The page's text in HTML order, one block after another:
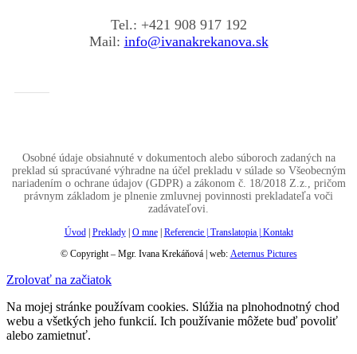
Tel.: +421 908 917 192
Mail: info@ivanakrekanova.sk
Osobné údaje obsiahnuté v dokumentoch alebo súboroch zadaných na
preklad sú spracúvané výhradne na účel prekladu v súlade so Všeobecným
nariadením o ochrane údajov (GDPR) a zákonom č. 18/2018 Z.z., pričom
právnym základom je plnenie zmluvnej povinnosti prekladateľa voči
zadávateľovi.
Úvod| Preklady| O mne| Referencie | Translatopia| Kontakt
© Copyright – Mgr. Ivana Krekáňová | web: Aeternus Pictures
Zrolovať na začiatok
Na mojej stránke používam cookies. Slúžia na plnohodnotný chod
webu a všetkých jeho funkcií. Ich používanie môžete buď povoliť
alebo zamietnuť.